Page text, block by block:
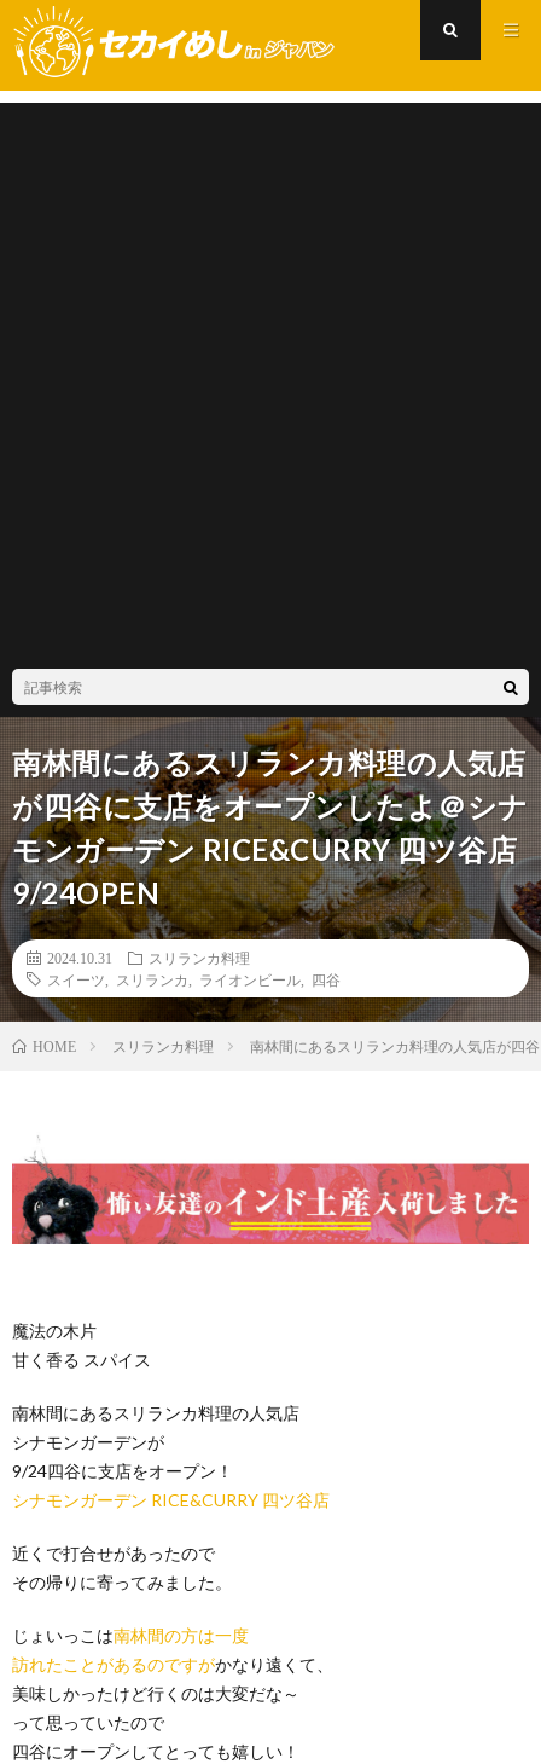
南林間にあるスリランカ料理の人気店
が四谷に支店をオープンしたよ＠シナ
モンガーデン RICE&CURRY 四ツ谷店
9/24OPEN
2024.10.31
スリランカ料理
スイーツ
スリランカ ライオンビール 四谷
HOME スリランカ料理 南林間にあるスリランカ料理の人気店が四
魔法の木片
甘く香る スパイス
南林間にあるスリランカ料理の人気店
シナモンガーデンが
9/24四谷に支店をオープン！
シナモンガーデン RICE&CURRY 四ツ谷店
近くで打合せがあったので
その帰りに寄ってみました。
じょいっこは南林間の方は一度
訪れたことがあるのですがかなり遠くて、
美味しかったけど行くのは大変だな～
って思っていたので
四谷にオープンしてとっても嬉しい！